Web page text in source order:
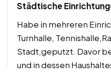
Städtische
Habe in mehreren
Turnhalle,
Stadt,geputzt. Davor
und in dessen